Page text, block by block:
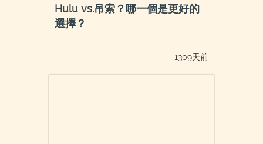
Hulu vs.吊索？哪一個是更好的
選擇？
1309天前